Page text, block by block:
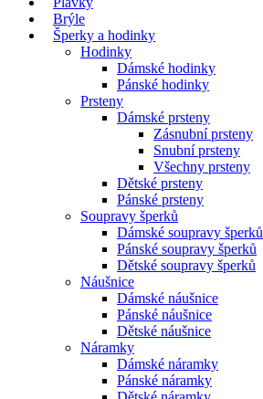
Brýle
Šperky a hodinky
Hodinky
Dámské hodinky
Pánské hodinky
Prsteny
Dámské prsteny
Zásnubní prsteny
Snubní prsteny
Všechny prsteny
Dětské prsteny
Pánské prsteny
Soupravy šperků
Dámské soupravy šperků
Pánské soupravy šperků
Dětské soupravy šperků
Náušnice
Dámské náušnice
Pánské náušnice
Dětské náušnice
Náramky
Dámské náramky
Pánské náramky